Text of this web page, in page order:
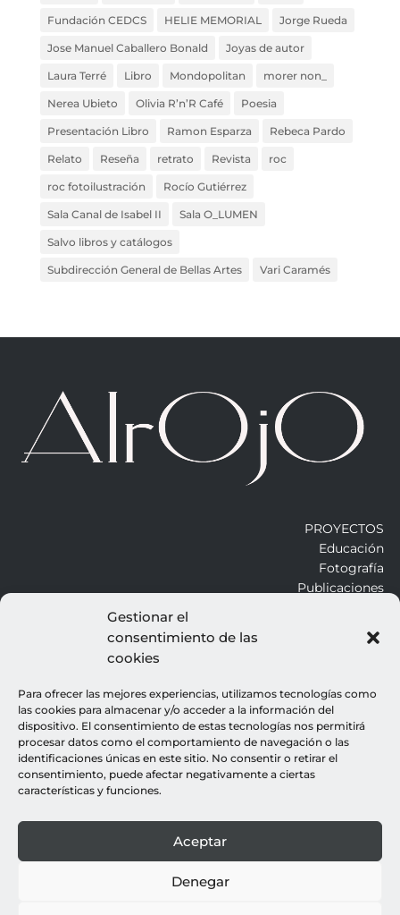
Gestionar el
consentimiento de las
cookies
Para ofrecer las mejores experiencias, utilizamos tecnologías como
las cookies para almacenar y/o acceder a la información del
dispositivo. El consentimiento de estas tecnologías nos permitirá
procesar datos como el comportamiento de navegación o las
identificaciones únicas en este sitio. No consentir o retirar el
consentimiento, puede afectar negativamente a ciertas
características y funciones.
Aceptar
Denegar
Fundación CEDCS HELIE MEMORIAL Jorge Rueda
Jose Manuel Caballero Bonald Joyas de autor
Laura Terré Libro Mondopolitan morer non_
Nerea Ubieto Olivia R’n’R Café Poesia
Presentación Libro Ramon Esparza Rebeca Pardo
Relato Reseña retrato Revista roc
roc fotoilustración Rocío Gutiérrez
Sala Canal de Isabel II Sala O_LUMEN
Salvo libros y catálogos
Subdirección General de Bellas Artes Vari Caramés
PROYECTOS
Educación
Fotografía
Publicaciones
ALROJO
Contacto
LEGALES
© all rights reserved : rocio gutierrez
webdesign : espacio azul